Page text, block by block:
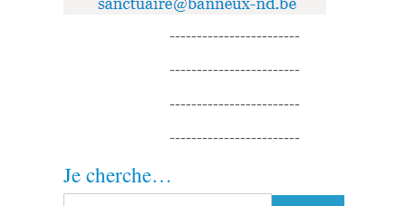
------------------------
------------------------
------------------------
------------------------
Je cherche…